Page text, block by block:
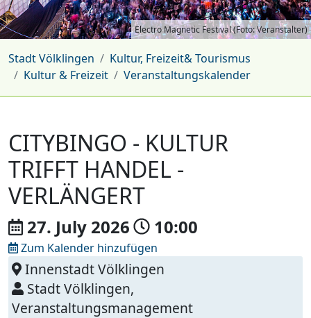
Electro Magnetic Festival (Foto: Veranstalter)
Stadt Völklingen
Kultur, Freizeit& Tourismus
Kultur & Freizeit
Veranstaltungskalender
CITYBINGO - KULTUR
TRIFFT HANDEL -
VERLÄNGERT
27. July 2026 10:00
Zum Kalender hinzufügen
Innenstadt Völklingen
Stadt Völklingen,
Veranstaltungsmanagement